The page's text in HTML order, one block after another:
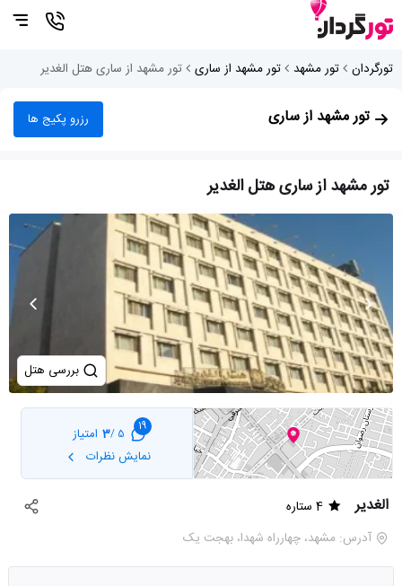
تورگردان تور مشهد تور مشهد از ساری تور مشهد از ساری هتل الغدیر
تور مشهد از ساری رزرو پکیج ها
تور مشهد از ساری هتل الغدیر
بررسی هتل
19
5 /
3 امتیاز
نمایش نظرات
الغدیر
4 ستاره
آدرس: مشهد، چهارراه شهدا، بهجت یک